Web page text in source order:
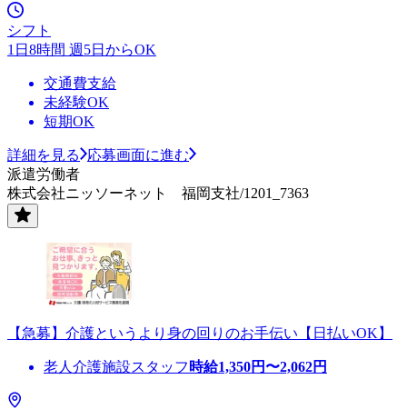
シフト
1日8時間 週5日からOK
交通費支給
未経験OK
短期OK
詳細を見る
応募画面に進む
派遣労働者
株式会社ニッソーネット 福岡支社/1201_7363
【急募】介護というより身の回りのお手伝い【日払いOK】
老人介護施設スタッフ 時給1,350円〜2,062円